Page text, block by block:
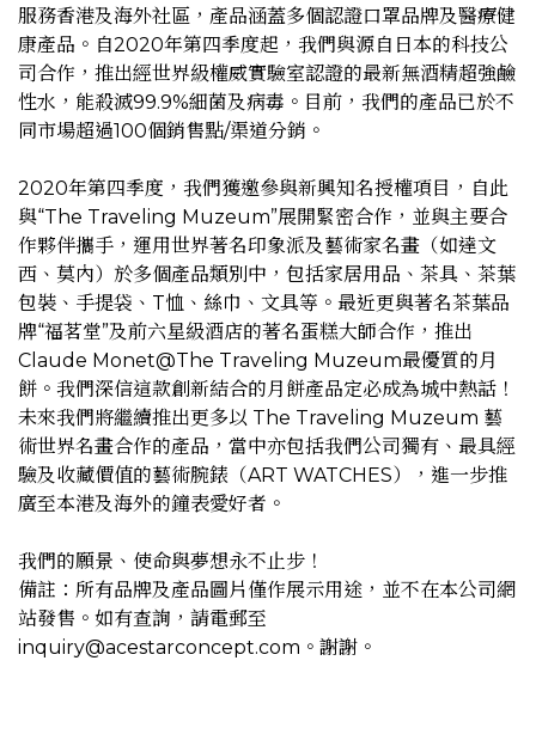
服務香港及海外社區，產品涵蓋多個認證口罩品牌及醫療健
康產品。自2020年第四季度起，我們與源自日本的科技公
司合作，推出經世界級權威實驗室認證的最新無酒精超強鹼
性水，能殺滅99.9%細菌及病毒。目前，我們的產品已於不
同市場超過100個銷售點/渠道分銷。
2020年第四季度，我們獲邀參與新興知名授權項目，自此
與“The Traveling Muzeum”展開緊密合作，並與主要合
作夥伴攜手，運用世界著名印象派及藝術家名畫（如達文
西、莫內）於多個產品類別中，包括家居用品、茶具、茶葉
包裝、手提袋、T恤、絲巾、文具等。最近更與著名茶葉品
牌“福茗堂”及前六星級酒店的著名蛋糕大師合作，推出
Claude Monet@The Traveling Muzeum最優質的月
餅。我們深信這款創新結合的月餅產品定必成為城中熱話！
未來我們將繼續推出更多以 The Traveling Muzeum 藝
術世界名畫合作的產品，當中亦包括我們公司獨有、最具經
驗及收藏價值的藝術腕錶（ART WATCHES），進一步推
廣至本港及海外的鐘表愛好者。
我們的願景、使命與夢想永不止步！
備註：所有品牌及產品圖片僅作展示用途，並不在本公司網
站發售。如有查詢，請電郵至
inquiry@acestarconcept.com。謝謝。